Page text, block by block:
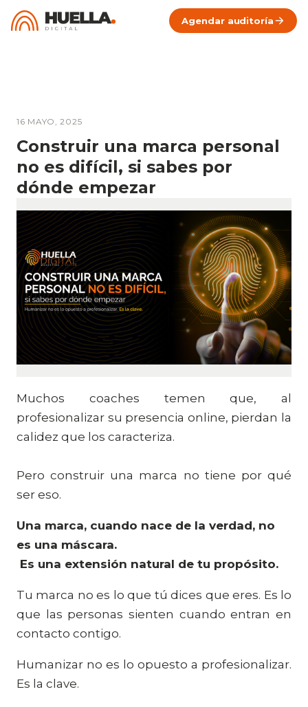
Agendar auditoría
16 MAYO, 2025
Construir una marca personal
no es difícil, si sabes por
dónde empezar
Muchos coaches temen que, al
profesionalizar su presencia online, pierdan la
calidez que los caracteriza.
Pero construir una marca no tiene por qué
ser eso.
Una marca, cuando nace de la verdad, no
es una máscara.
Es una extensión natural de tu propósito.
Tu marca no es lo que tú dices que eres. Es lo
que las personas sienten cuando entran en
contacto contigo.
Humanizar no es lo opuesto a profesionalizar.
Es la clave.